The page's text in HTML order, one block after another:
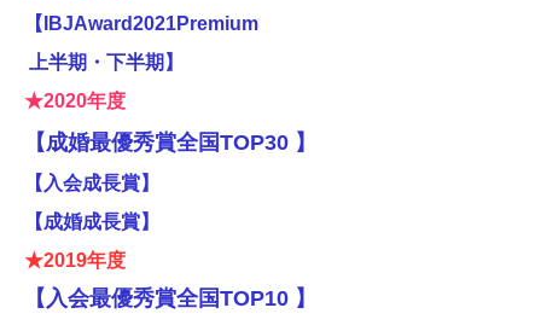
【IBJAward2021Premium
上半期・下半期】
★2020年度
【成婚最優秀賞全国TOP30 】
【入会成長賞】
【成婚成長賞】
★2019年度
【入会最優秀賞全国TOP10 】